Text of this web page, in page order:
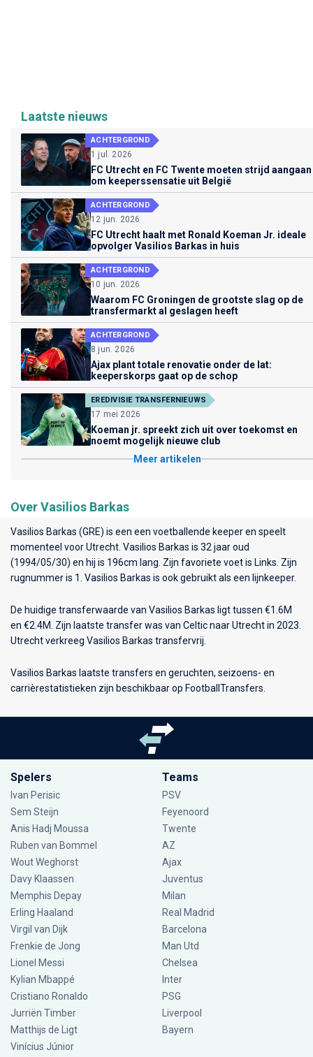
Laatste nieuws
ACHTERGROND
1 jul. 2026
FC Utrecht en FC Twente moeten strijd aangaan
om keeperssensatie uit België
ACHTERGROND
12 jun. 2026
FC Utrecht haalt met Ronald Koeman Jr. ideale
opvolger Vasilios Barkas in huis
ACHTERGROND
10 jun. 2026
Waarom FC Groningen de grootste slag op de
transfermarkt al geslagen heeft
ACHTERGROND
8 jun. 2026
Ajax plant totale renovatie onder de lat:
keeperskorps gaat op de schop
EREDIVISIE TRANSFERNIEUWS
17 mei 2026
Koeman jr. spreekt zich uit over toekomst en
noemt mogelijk nieuwe club
Meer artikelen
Over Vasilios Barkas
Vasilios Barkas (GRE) is een een voetballende keeper en speelt
momenteel voorUtrecht . Vasilios Barkas is 32 jaar oud
(1994/05/30) en hij is 196cm lang. Zijn favoriete voet is Links. Zijn
rugnummer is 1. Vasilios Barkas is ook gebruikt als een lijnkeeper.
De huidige transferwaarde van Vasilios Barkas ligt tussen €1.6M
en €2.4M. Zijn laatste transfer was van Celtic naar Utrecht in 2023.
Utrecht verkreeg Vasilios Barkas transfervrij.
Vasilios Barkas laatste transfers en geruchten, seizoens- en
carrièrestatistieken zijn beschikbaar op FootballTransfers.
Spelers
Ivan Perisic
Sem Steijn
Anis Hadj Moussa
Ruben van Bommel
Wout Weghorst
Davy Klaassen
Memphis Depay
Erling Haaland
Virgil van Dijk
Frenkie de Jong
Lionel Messi
Kylian Mbappé
Cristiano Ronaldo
Jurriën Timber
Matthijs de Ligt
Vinícius Júnior
Teams
PSV
Feyenoord
Twente
AZ
Ajax
Juventus
Milan
Real Madrid
Barcelona
Man Utd
Chelsea
Inter
PSG
Liverpool
Bayern